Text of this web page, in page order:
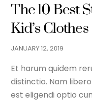
The 10 Best
Kid’s Clothes
JANUARY12,2019
Et harum quidem
distinctio. Nam
est eligendi optio